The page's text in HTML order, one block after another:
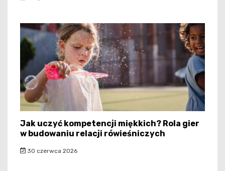
Jak uczyć kompetencji miękkich? Rola gier
w budowaniu relacji rówieśniczych
30 czerwca 2026